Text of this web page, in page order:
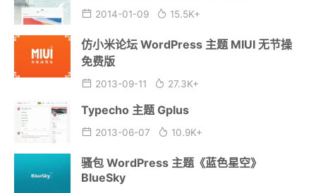
2014-01-09 15.5K+
仿小米论坛 WordPress 主题 MIUI 无节操
免费版
2013-09-11 27.3K+
Typecho 主题 Gplus
2013-06-07 10.9K+
骚包 WordPress 主题《蓝色星空》
BlueSky